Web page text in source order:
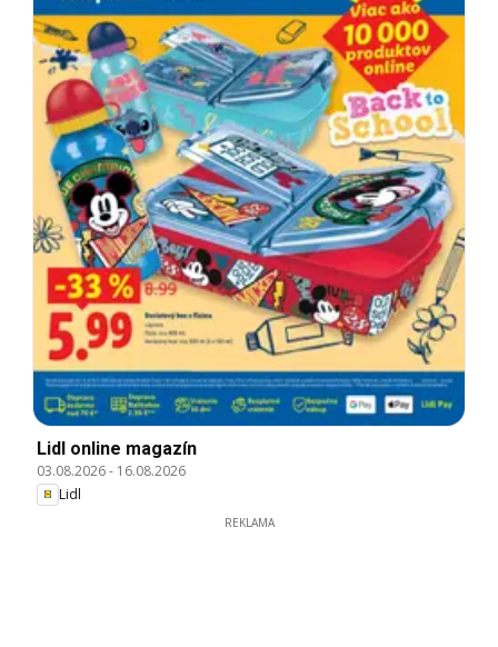
Lidl online magazín
03.08.2026- 16.08.2026
Lidl
REKLAMA